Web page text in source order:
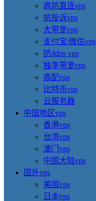
高防直连vps
抗投诉vps
大带宽vps
支付宝/微信vps
防ddos vps
独享带宽vps
高配vps
比特币vps
云服务器
中国地区vps
香港vps
台湾vps
澳门vps
中国大陆vps
国外vps
美国vps
日本vps